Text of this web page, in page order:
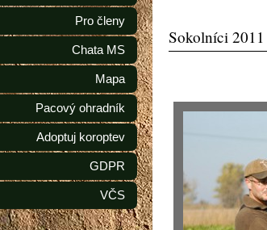
Sokolníci 2011
Pro členy
Chata MS
Mapa
Pacový ohradník
Adoptuj koroptev
GDPR
VČS